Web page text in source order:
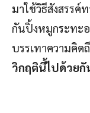
มาใช้วิธีสังสรรค์
กันปิ้งหมูกระทะ
บรรเทาความคิด
วิกฤตินี้ไปด้วยกั